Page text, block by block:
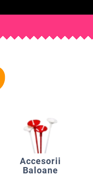
Accesorii
Baloane